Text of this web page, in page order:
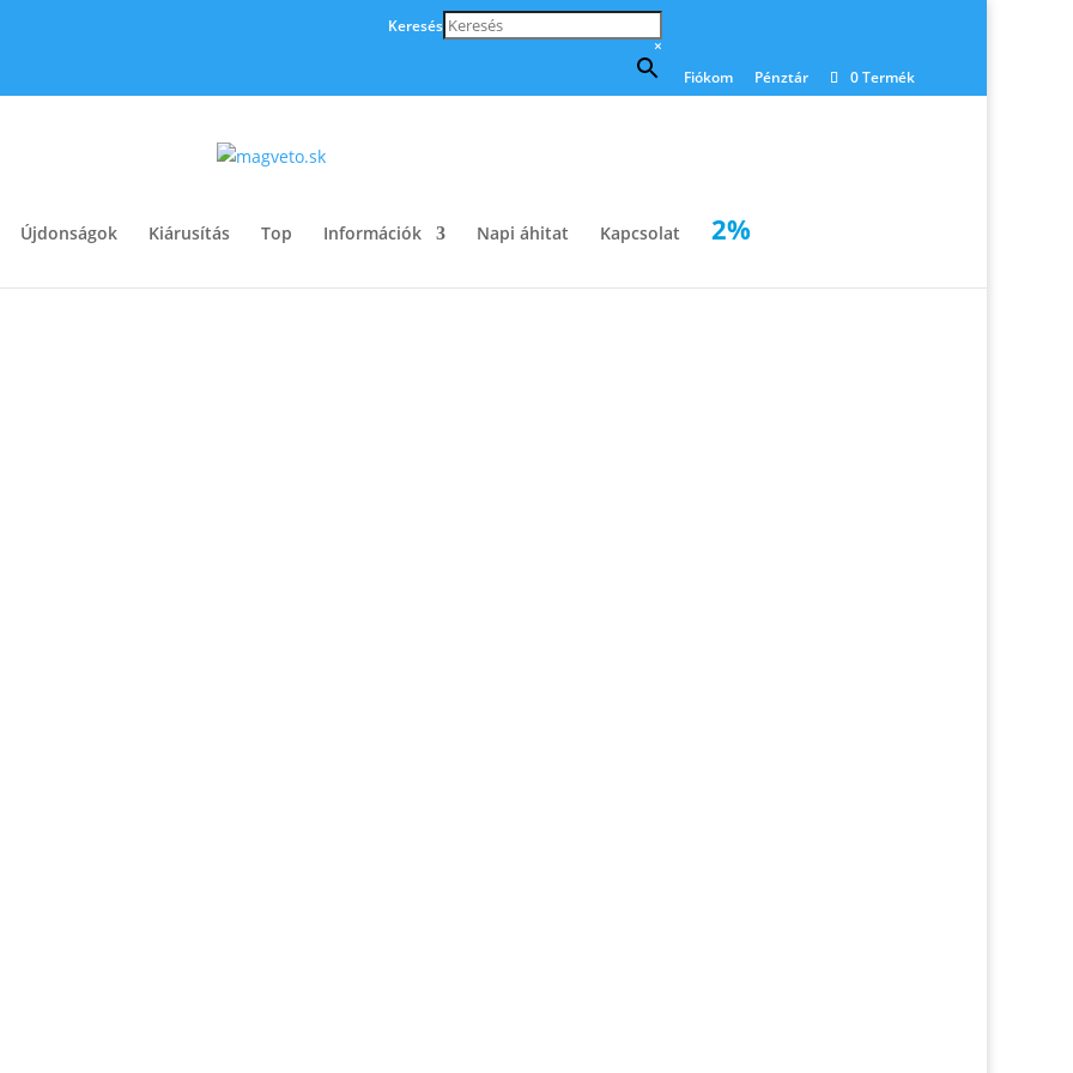
Keresés
×
Fiókom
Pénztár 0 Termék
Újdonságok Kiárusítás Top Információk Napi áhitat Kapcsolat 2%